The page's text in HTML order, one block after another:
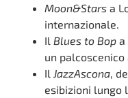
Moon&Stars a
internazionale.
Il Blues to Bop a
un palcoscenico
Il JazzAscona ,
esibizioni lungo